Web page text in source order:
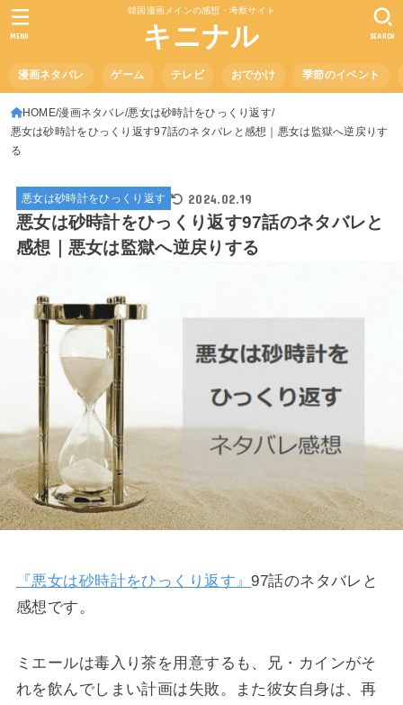
韓国漫画メインの感想・考察サイト
キニナル
漫画ネタバレ ゲーム テレビ おでかけ 季節のイベント
SEARCH
MENU
HOME 漫画ネタバレ 悪女は砂時計をひっくり返す
悪女は砂時計をひっくり返す97話のネタバレと感想｜悪女は監獄へ逆戻りす
る
悪女は砂時計をひっくり返す 2024.02.19
悪女は砂時計をひっくり返す97話のネタバレと
感想｜悪女は監獄へ逆戻りする
『悪女は砂時計をひっくり返す』97話のネタバレと
感想です。
ミエールは毒入り茶を用意するも、兄・カインがそ
れを飲んでしまい計画は失敗。また彼女自身は、再